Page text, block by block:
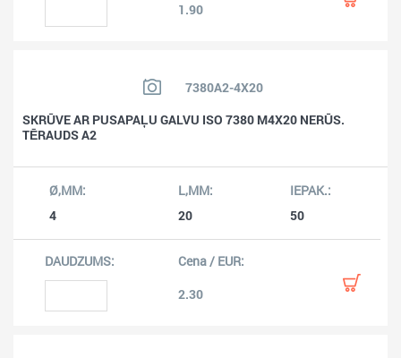
1.90
7380A2-4X20
SKRŪVE AR PUSAPAĻU GALVU ISO 7380 M4X20 NERŪS.
TĒRAUDS A2
4 20 50
2.30